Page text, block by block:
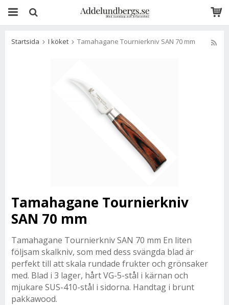
Startsida I köket Tamahagane Tournierkniv SAN 70 mm
Tamahagane Tournierkniv
SAN 70 mm
Tamahagane Tournierkniv SAN 70 mm En liten
följsam skalkniv, som med dess svängda blad är
perfekt till att skala rundade frukter och grönsaker
med. Blad i 3 lager, hårt VG-5-stål i kärnan och
mjukare SUS-410-stål i sidorna. Handtag i brunt
pakkawood.